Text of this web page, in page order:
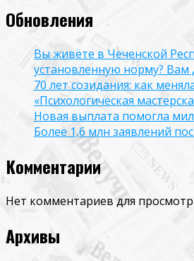
Обновления
Вы живёте в Чеченской
установленную норму? Вам
70 лет созидания: как
«Психологическая
Новая выплата помогла
Более 1,6 млн заявлений
Комментарии
Нет комментариев для
Архивы